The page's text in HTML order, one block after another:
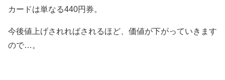
カードは単なる440円券。
今後値上げされればされるほど、価値が下がっていきます
ので…。